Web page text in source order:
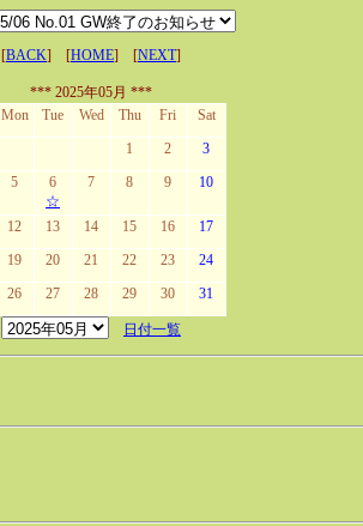
[BACK] [HOME] [NEXT]
*** 2025年05月 ***
Mon Tue Wed Thu Fri
Sat
1
2
3
5
6
☆
7 8 9 10
12 13 14 15 16
17
19 20 21 22 23
24
26 27 28 29 30 31
日付一覧